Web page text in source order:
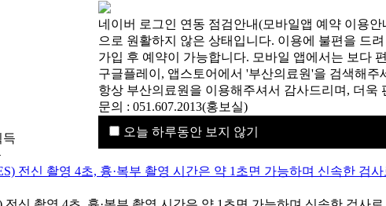
네이버 로그인 연동 점검안내(모바일앱 예약 이용
으로 원활하지 않은 상태입니다. 이용에 불편을 드
가입 후 예약이 가능합니다. 모바일 앱에서는 보다
구글플레이, 앱스토어에서 '부산의료원'을 검색해주
항상 부산의료원을 이용해주셔서 감사드리며, 더
문의 : 051.607.2013(홍보실)
오늘 하루동안 보지 않기